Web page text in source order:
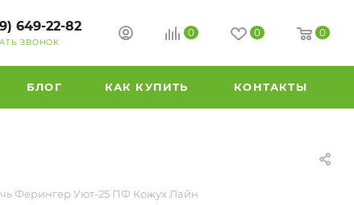
649-22-82
ЗВОНОК
0 0 0
БЛОГ КАК КУПИТЬ КОНТАКТЫ
Ферингер Уют-25 ПФ Кожух Лайн